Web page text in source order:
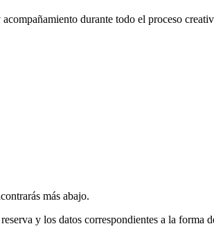
durante todo el proceso
más abajo.
y los datos correspondientes a la forma